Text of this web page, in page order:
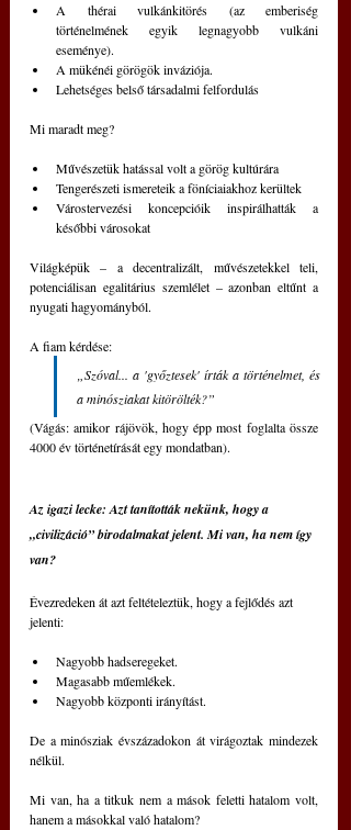
A thérai vulkánkitörés (az emberiség
történelmének egyik legnagyobb vulkáni
eseménye).
A mükénéi görögök inváziója.
Lehetséges belső társadalmi felfordulás
Mi maradt meg?
Művészetük hatással volt a görög kultúrára
Tengerészeti ismereteik a föníciaiakhoz kerültek
Várostervezési koncepcióik inspirálhatták a
későbbi városokat
Világképük – a decentralizált, művészetekkel teli,
potenciálisan egalitárius szemlélet – azonban eltűnt a
nyugati hagyományból.
A fiam kérdése:
„Szóval... a 'győztesek' írták a történelmet, és
a minósziakat kitörölték?”
(Vágás: amikor rájövök, hogy épp most foglalta össze
4000 év történetírását egy mondatban).
Az igazi lecke: Azt tanították nekünk, hogy a
„civilizáció” birodalmakat jelent. Mi van, ha nem így
van?
Évezredeken át azt feltételeztük, hogy a fejlődés azt
jelenti:
Nagyobb hadseregeket.
Magasabb műemlékek.
Nagyobb központi irányítást.
De a minósziak évszázadokon át virágoztak mindezek
nélkül.
Mi van, ha a titkuk nem a mások feletti hatalom volt,
hanem a másokkal való hatalom?